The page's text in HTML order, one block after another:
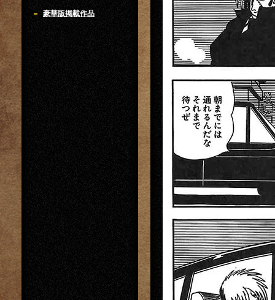
豪華版掲載作品